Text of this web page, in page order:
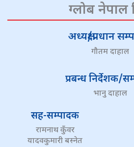
ग्लोब नेपाल
अध्यक्ष/प्रधान
गौतम दाहाल
प्रबन्ध निर्देशक/
भानु दाहाल
सह-सम्पादक
रामनाथ कुँवर
यादवकुमारी बस्नेत